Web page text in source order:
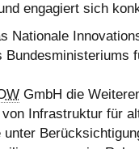
engagiert sich
Nationale
GmbH die
Infrastruktur für